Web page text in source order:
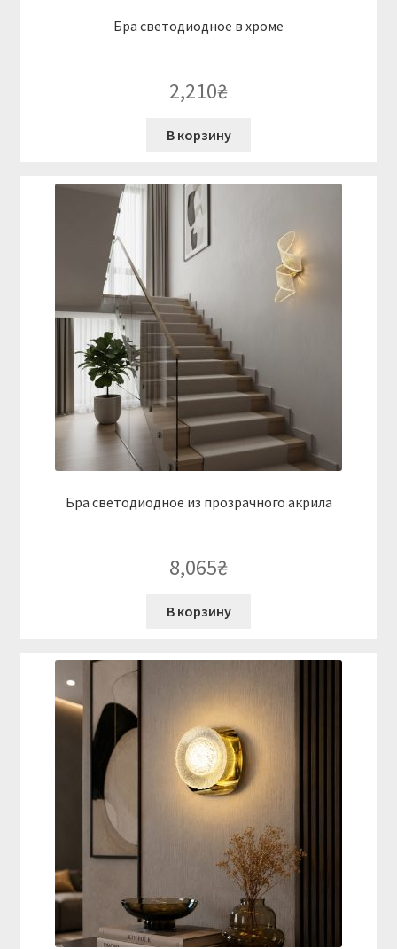
Бра светодиодное в хроме
2,210₴
В корзину
Бра светодиодное из прозрачного акрила
8,065₴
В корзину